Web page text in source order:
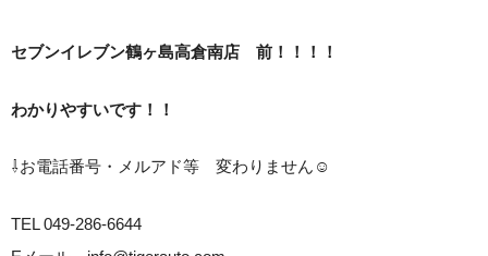
セブンイレブン鶴ヶ島高倉南店 前！！！！
わかりやすいです！！
⇩お電話番号・メルアド等 変わりません☺
TEL 049-286-6644